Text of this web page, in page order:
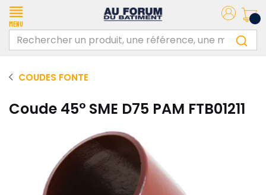
Menu
COUDES FONTE
Coude 45° SME D75 PAM FTB01211